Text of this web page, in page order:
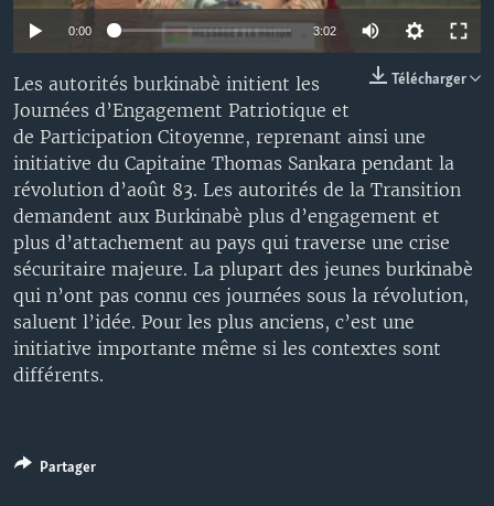
0:00 3:02
Télécharger
Les autorités burkinabè initient les
Journées d’Engagement Patriotique et
de Participation Citoyenne, reprenant ainsi une
initiative du Capitaine Thomas Sankara pendant la
révolution d’août 83. Les autorités de la Transition
demandent aux Burkinabè plus d’engagement et
plus d’attachement au pays qui traverse une crise
sécuritaire majeure. La plupart des jeunes burkinabè
qui n’ont pas connu ces journées sous la révolution,
saluent l’idée. Pour les plus anciens, c’est une
initiative importante même si les contextes sont
différents.
Partager